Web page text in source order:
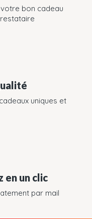
bon cadeau
uniques et
en un clic
par mail